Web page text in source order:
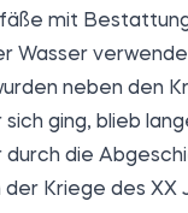
mit
Wasser
neben den
ging, blieb
die
Kriege des XX